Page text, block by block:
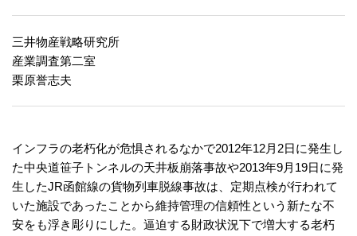
三井物産戦略研究所
産業調査第二室
栗原誉志夫
インフラの老朽化が危惧されるなかで2012年12月2日に発生し
た中央道笹子トンネルの天井板崩落事故や2013年9月19日に発
生したJR函館線の貨物列車脱線事故は、定期点検が行われて
いた施設であったことから維持管理の信頼性という新たな不
安をも浮き彫りにした。逼迫する財政状況下で増大する老朽